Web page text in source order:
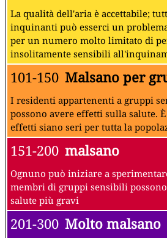
La qualità dell'aria è accettabile;
inquinanti può esserci un
per un numero molto limitato di
insolitamente sensibili
101-150 Malsano per
I residenti appartenenti a gruppi
possono avere effetti sulla salute.
effetti siano seri per tutta la
151-200 malsano
Ognuno può iniziare a
membri di gruppi sensibili
salute più gravi
201-300 Molto malsano